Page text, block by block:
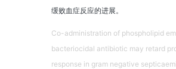
缓败血症反应的进展。
Co-administration of phospholipid
bacteriocidal antibiotic may retard
response in gram negative